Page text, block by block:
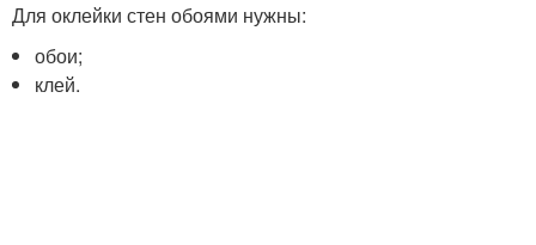
Для оклейки стен обоями нужны:
обои;
клей.